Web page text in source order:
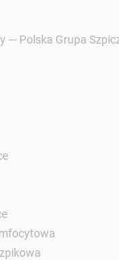
— Polska Grupa